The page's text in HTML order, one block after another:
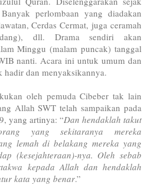
perlombaan yang diadakan
Cerdas Cermat, juga ceramah
dll. Drama sendiri akan
Minggu (malam puncak) tanggal
nanti. Acara ini untuk umum dan
hadir dan menyaksikannya.
oleh pemuda Cibeber tak lain
Allah SWT telah sampaikan pada
yang artinya: “Dan hendaklah takut
yang sekitaranya mereka
lemah di belakang mereka yang
(kesejahteraan)-nya. Oleh sebab
kepada Allah dan hendaklah
kata yang benar.”